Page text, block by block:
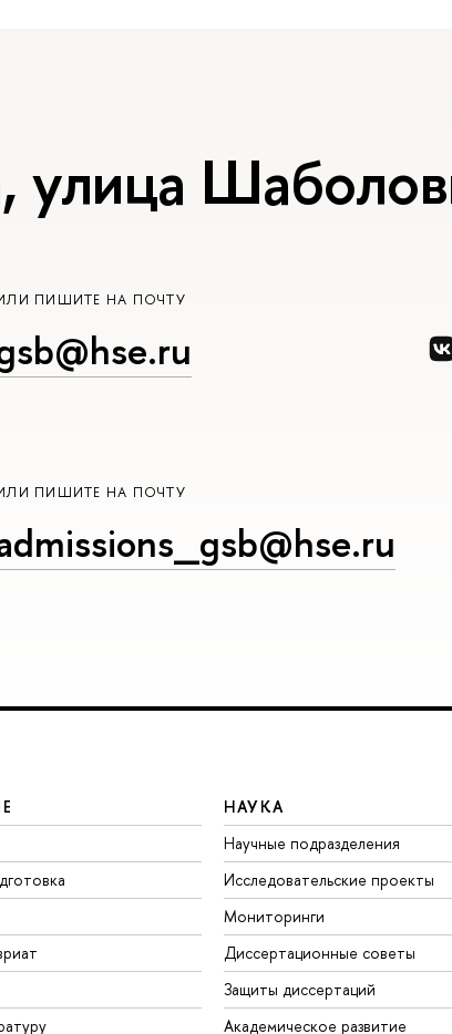
улица
ПИШИТЕ НА ПОЧТУ
ПИШИТЕ НА ПОЧТУ
НАУКА
Научные подразделения
Исследовательские проекты
Мониторинги
Диссертационные советы
Защиты диссертаций
Академическое развитие